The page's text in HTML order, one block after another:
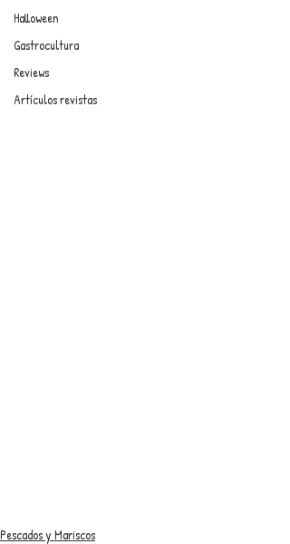
Halloween
Gastrocultura
Reviews
Artículos revistas
Pescados y Mariscos